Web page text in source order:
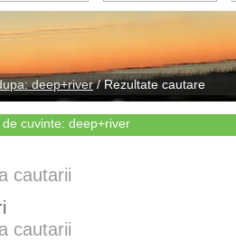
deep+river/ Rezultate cautare
cuvinte: deep+river
cautarii
cautarii